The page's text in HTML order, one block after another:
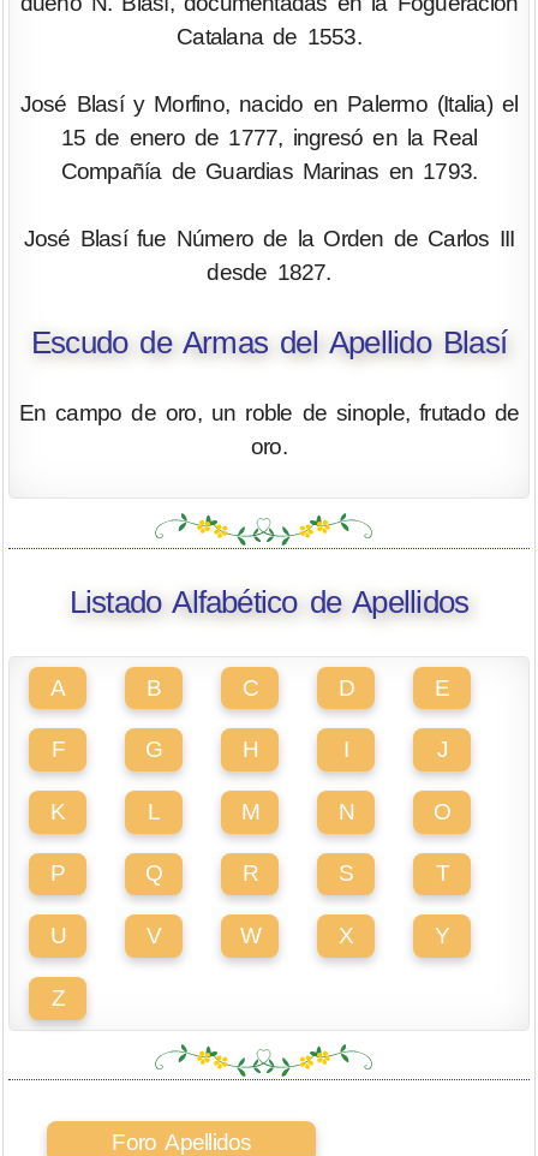
Catalana de 1553.
José Blasí y Morfino, nacido en Palermo (Italia) el
15 de enero de 1777, ingresó en la Real
Compañía de Guardias Marinas en 1793.
José Blasí fue Número de la Orden de Carlos III
desde 1827.
Escudo de Armas del Apellido Blasí
En campo de oro, un roble de sinople, frutado de
oro.
Listado Alfabético de Apellidos
A B C D E
F G H I J
K L M N O
P Q R S T
U V W X Y
Z
Foro Apellidos